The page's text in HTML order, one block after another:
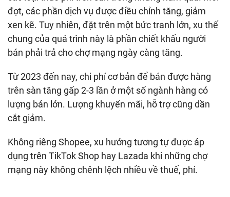
đợt, các phần dịch vụ được điều chỉnh tăng, giảm
xen kẽ. Tuy nhiên, đặt trên một bức tranh lớn, xu thế
chung của quá trình này là phần chiết khấu người
bán phải trả cho chợ mạng ngày càng tăng.
Từ 2023 đến nay, chi phí cơ bản để bán được hàng
trên sàn tăng gấp 2-3 lần ở một số ngành hàng có
lượng bán lớn. Lượng khuyến mãi, hỗ trợ cũng dần
cắt giảm.
Không riêng Shopee, xu hướng tương tự được áp
dụng trên TikTok Shop hay Lazada khi những chợ
mạng này không chênh lệch nhiều về thuế, phí.